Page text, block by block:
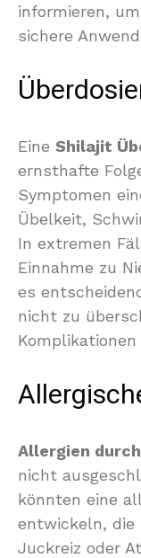
informieren,
sichere
Eine Shilajit
ernsthafte
Symptomen
Übelkeit,
In extremen
Einnahme zu
es
nicht zu
Komplikationen
Allergien
nicht
könnten eine
entwickeln, die
Juckreiz oder